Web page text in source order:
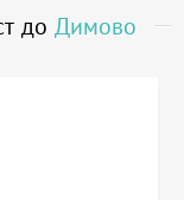
до Димово